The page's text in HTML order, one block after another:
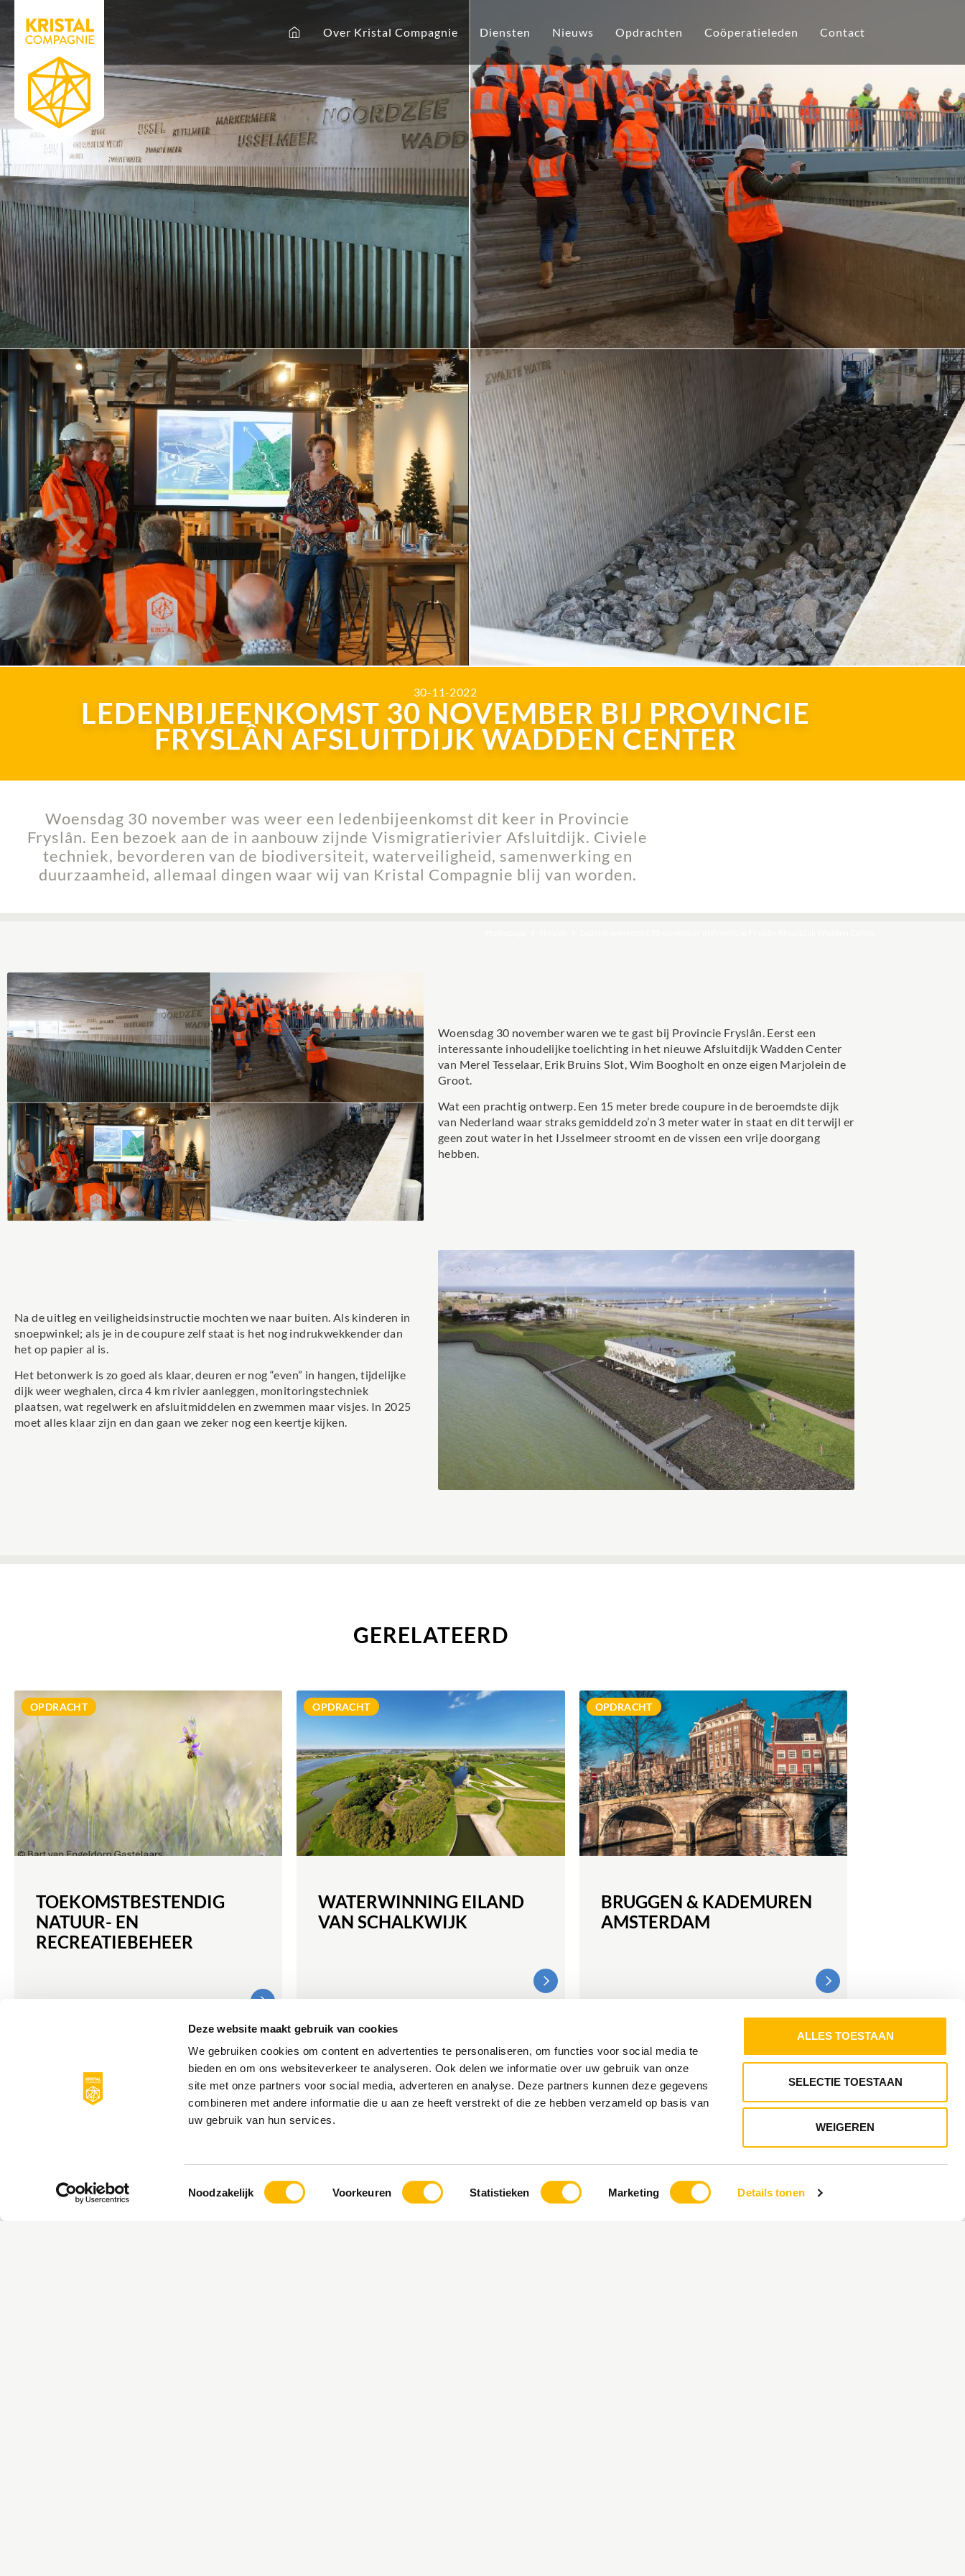
Deze website maakt gebruik van cookies
We gebruiken cookies om content en advertenties te personaliseren, om functies voor social media te
bieden en om ons websiteverkeer te analyseren. Ook delen we informatie over uw gebruik van onze
site met onze partners voor social media, adverteren en analyse. Deze partners kunnen deze gegevens
combineren met andere informatie die u aan ze heeft verstrekt of die ze hebben verzameld op basis van
uw gebruik van hun services.
Toestemmingsselectie
Noodzakelijk Voorkeuren Statistieken Marketing Details tonen
ALLES TOESTAAN
SELECTIE TOESTAAN
WEIGEREN
Over Kristal Compagnie Diensten Nieuws Opdrachten Coöperatieleden Contact
30-11-2022
LEDENBIJEENKOMST 30 NOVEMBER BIJ PROVINCIE
FRYSLÂN AFSLUITDIJK WADDEN CENTER
Woensdag 30 november was weer een ledenbijeenkomst dit keer in Provincie
Fryslân. Een bezoek aan de in aanbouw zijnde Vismigratierivier Afsluitdijk. Civiele
techniek, bevorderen van de biodiversiteit, waterveiligheid, samenwerking en
duurzaamheid, allemaal dingen waar wij van Kristal Compagnie blij van worden.
Woensdag 30 november waren we te gast bij Provincie Fryslân. Eerst een
interessante inhoudelijke toelichting in het nieuwe Afsluitdijk Wadden Center
van Merel Tesselaar, Erik Bruins Slot, Wim Boogholt en onze eigen Marjolein de
Groot.
Wat een prachtig ontwerp. Een 15 meter brede coupure in de beroemdste dijk
van Nederland waar straks gemiddeld zo’n 3 meter water in staat en dit terwijl er
geen zout water in het IJsselmeer stroomt en de vissen een vrije doorgang
hebben.
Na de uitleg en veiligheidsinstructie mochten we naar buiten. Als kinderen in
snoepwinkel; als je in de coupure zelf staat is het nog indrukwekkender dan
het op papier al is.
Het betonwerk is zo goed als klaar, deuren er nog “even” in hangen, tijdelijke
dijk weer weghalen, circa 4 km rivier aanleggen, monitoringstechniek
plaatsen, wat regelwerk en afsluitmiddelen en zwemmen maar visjes. In 2025
moet alles klaar zijn en dan gaan we zeker nog een keertje kijken.
GERELATEERD
OPDRACHT
TOEKOMSTBESTENDIG
NATUUR- EN
RECREATIEBEHEER
MEER INFORMATIE OPDRACHT
WATERWINNING EILAND
VAN SCHALKWIJK
MEER INFORMATIE OPDRACHT
BRUGGEN & KADEMUREN
AMSTERDAM
MEER INFORMATIE
MEER INFORMATIE OPDRACHT MEER INFORMATIE NIEUWS MEER INFORMATIE